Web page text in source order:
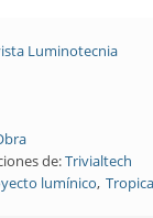
Luminotecnia
de:Trivialtech
lumínico